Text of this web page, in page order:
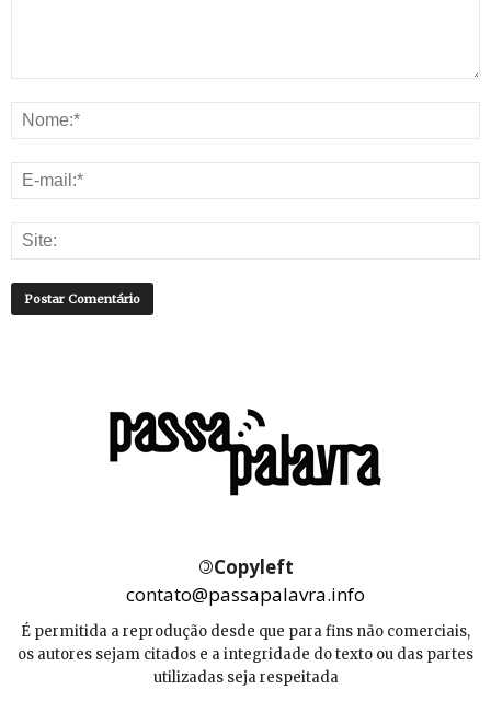
©Copyleft
contato@passapalavra.info
É permitida a reprodução desde que para fins não comerciais,
os autores sejam citados e a integridade do texto ou das partes
utilizadas seja respeitada